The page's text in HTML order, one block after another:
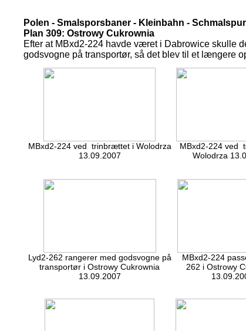
Polen - Smalsporsbaner - Kleinbahn -
Plan 309: Ostrowy Cukrownia
Efter at MBxd2-224 havde været i Dabrowice skulle
godsvogne på transportør, så det blev til et længere
MBxd2-224 ved trinbrættet i Wolodrza
13.09.2007
MBxd2-224 ved
Wolodrza
Lyd2-262 rangerer med godsvogne på
transportør i Ostrowy Cukrownia
13.09.2007
MBxd2-224
262 i Ostrowy